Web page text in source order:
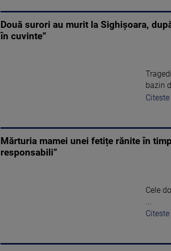
Două surori au murit la Sighișoara,
în cuvinte”
bazin
Mărturia mamei unei fetițe rănite în
responsabili”
Cele